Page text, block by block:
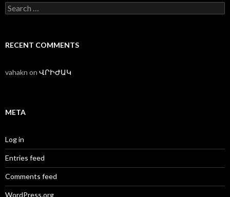
Search
for:
RECENT COMMENTS
vahakn on ՎՐԻԺԱԿ
META
Log in
Entries feed
Comments feed
WordPress.org